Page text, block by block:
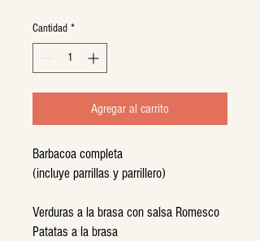
Cantidad *
Agregar al carrito
Barbacoa completa
(incluye parrillas y parrillero)
Verduras a la brasa con salsa Romesco
Patatas a la brasa